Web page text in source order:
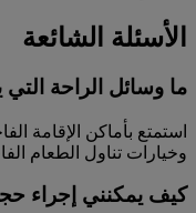
الأسئلة الشائعة
ما وسائل الراحة
استمتع بأماكن الإقامة
وخيارات تناول الطعام
كيف يمكنني إجراء